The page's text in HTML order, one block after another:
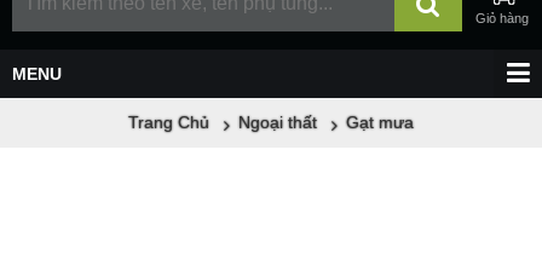
Trang Chủ Ngoại thất Gạt mưa